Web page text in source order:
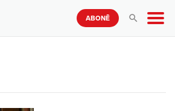
ABONĒ